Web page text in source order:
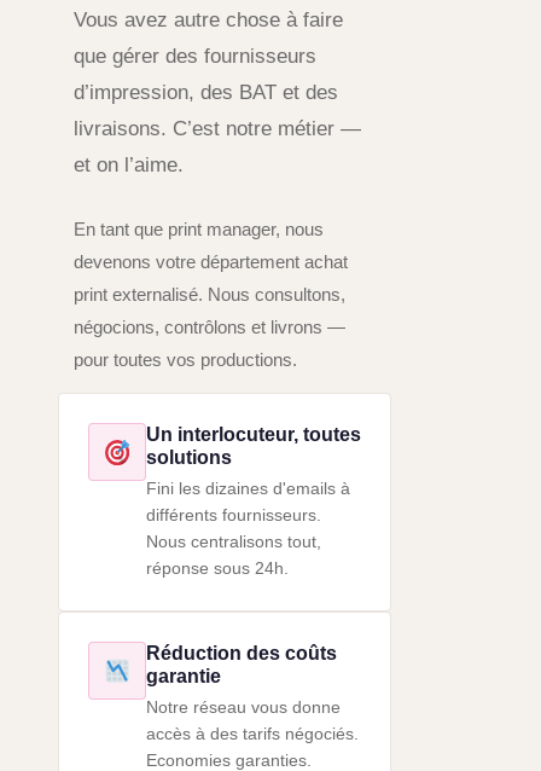
Vous avez autre chose à faire
que gérer des fournisseurs
d’impression, des BAT et des
livraisons. C’est notre métier —
et on l’aime.
En tant que print manager, nous
devenons votre département achat
print externalisé. Nous consultons,
négocions, contrôlons et livrons —
pour toutes vos productions.
Un interlocuteur, toutes
solutions
Fini les dizaines d'emails à
différents fournisseurs.
Nous centralisons tout,
réponse sous 24h.
Réduction des coûts
garantie
Notre réseau vous donne
accès à des tarifs négociés.
Economies garanties.